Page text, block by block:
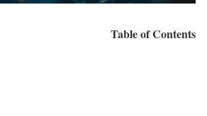
Table of Contents